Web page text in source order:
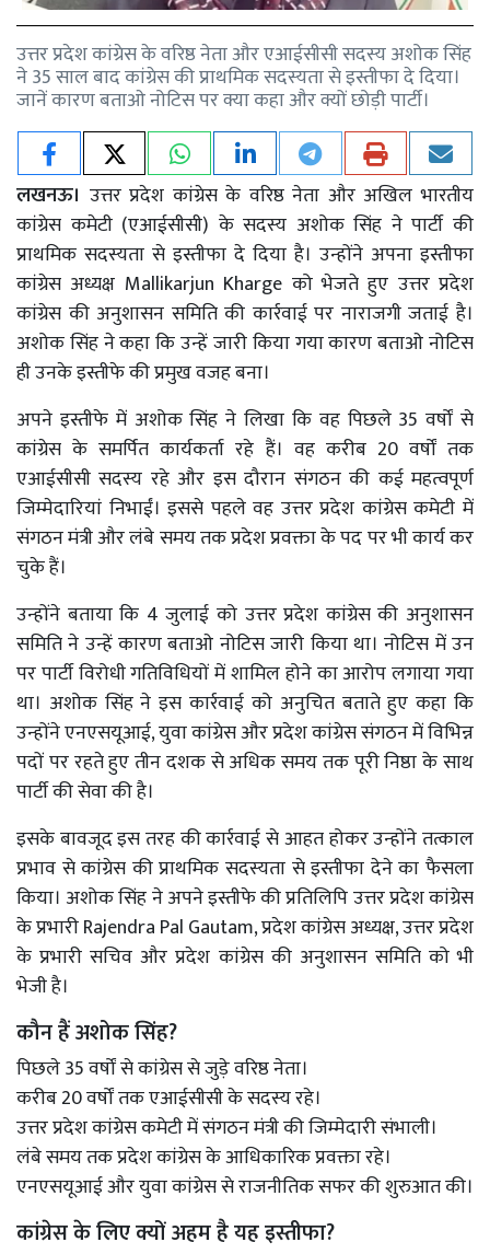
उत्तर प्रदेश कांग्रेस के वरिष्ठ नेता और एआईसीसी सदस्य अशोक सिंह
ने 35 साल बाद कांग्रेस की प्राथमिक सदस्यता से इस्तीफा दे दिया।
जानें कारण बताओ नोटिस पर क्या कहा और क्यों छोड़ी पार्टी।
लखनऊ। उत्तर प्रदेश कांग्रेस के वरिष्ठ नेता और अखिल भारतीय
कांग्रेस कमेटी (एआईसीसी) के सदस्य अशोक सिंह ने पार्टी की
प्राथमिक सदस्यता से इस्तीफा दे दिया है। उन्होंने अपना इस्तीफा
कांग्रेस अध्यक्ष Mallikarjun Kharge को भेजते हुए उत्तर प्रदेश
कांग्रेस की अनुशासन समिति की कार्रवाई पर नाराजगी जताई है।
अशोक सिंह ने कहा कि उन्हें जारी किया गया कारण बताओ नोटिस
ही उनके इस्तीफे की प्रमुख वजह बना।
अपने इस्तीफे में अशोक सिंह ने लिखा कि वह पिछले 35 वर्षों से
कांग्रेस के समर्पित कार्यकर्ता रहे हैं। वह करीब 20 वर्षों तक
एआईसीसी सदस्य रहे और इस दौरान संगठन की कई महत्वपूर्ण
जिम्मेदारियां निभाईं। इससे पहले वह उत्तर प्रदेश कांग्रेस कमेटी में
संगठन मंत्री और लंबे समय तक प्रदेश प्रवक्ता के पद पर भी कार्य कर
चुके हैं।
उन्होंने बताया कि 4 जुलाई को उत्तर प्रदेश कांग्रेस की अनुशासन
समिति ने उन्हें कारण बताओ नोटिस जारी किया था। नोटिस में उन
पर पार्टी विरोधी गतिविधियों में शामिल होने का आरोप लगाया गया
था। अशोक सिंह ने इस कार्रवाई को अनुचित बताते हुए कहा कि
उन्होंने एनएसयूआई, युवा कांग्रेस और प्रदेश कांग्रेस संगठन में विभिन्न
पदों पर रहते हुए तीन दशक से अधिक समय तक पूरी निष्ठा के साथ
पार्टी की सेवा की है।
इसके बावजूद इस तरह की कार्रवाई से आहत होकर उन्होंने तत्काल
प्रभाव से कांग्रेस की प्राथमिक सदस्यता से इस्तीफा देने का फैसला
किया। अशोक सिंह ने अपने इस्तीफे की प्रतिलिपि उत्तर प्रदेश कांग्रेस
के प्रभारीRajendra Pal Gautam, प्रदेश कांग्रेस अध्यक्ष, उत्तर प्रदेश
के प्रभारी सचिव और प्रदेश कांग्रेस की अनुशासन समिति को भी
भेजी है।
कौन हैं अशोक सिंह?
पिछले 35 वर्षों से कांग्रेस से जुड़े वरिष्ठ नेता।
करीब 20 वर्षों तक एआईसीसी के सदस्य रहे।
उत्तर प्रदेश कांग्रेस कमेटी में संगठन मंत्री की जिम्मेदारी संभाली।
लंबे समय तक प्रदेश कांग्रेस के आधिकारिक प्रवक्ता रहे।
एनएसयूआई और युवा कांग्रेस से राजनीतिक सफर की शुरुआत की।
कांग्रेस के लिए क्यों अहम है यह इस्तीफा?